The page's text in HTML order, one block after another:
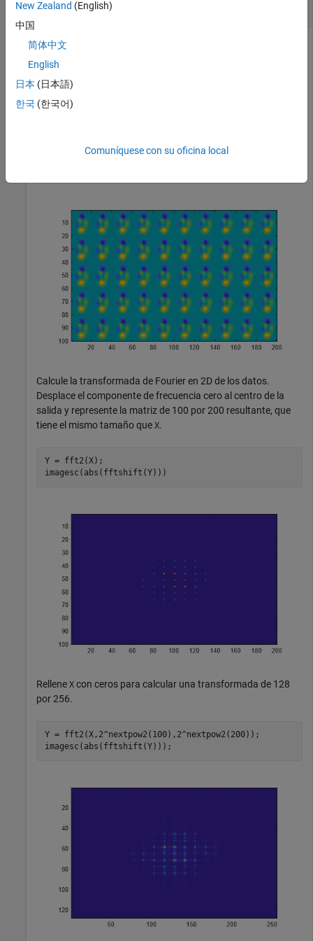
Transformada en 2D
La transformada de Fourier en 2D es útil para procesar
señales en 2D y otros datos en 2D, como imágenes.
Cree y represente datos en 2D con bloques repetidos.
P = peaks(20);
X = repmat(P,[5 10]);
Calcule la transformada de Fourier en 2D de los datos.
Desplace el componente de frecuencia cero al centro de la
salida y represente la matriz de 100 por 200 resultante, que
tiene el mismo tamaño que X.
Y = fft2(X);
imagesc(abs(fftshift(Y)))
Rellene X con ceros para calcular una transformada de 128
por 256.
Y = fft2(X,2^nextpow2(100),2^nextpow2(200));
imagesc(abs(fftshift(Y)));
New Zealand (English)
中国
简体中文
English
日本 (日本語)
한국 (한국어)
Comuníquese con su oficina local